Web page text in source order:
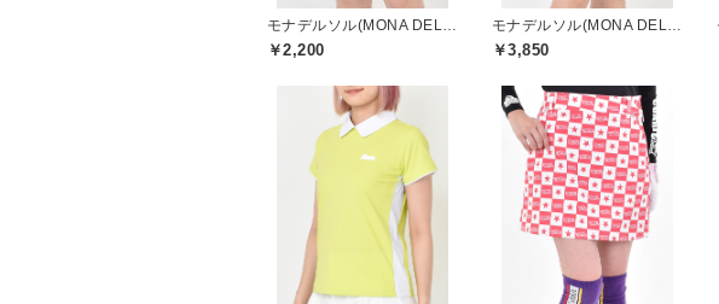
モナデルソル(MONA DELSOL)
￥2,200
モナデルソル(MONA DELSOL)
￥3,850